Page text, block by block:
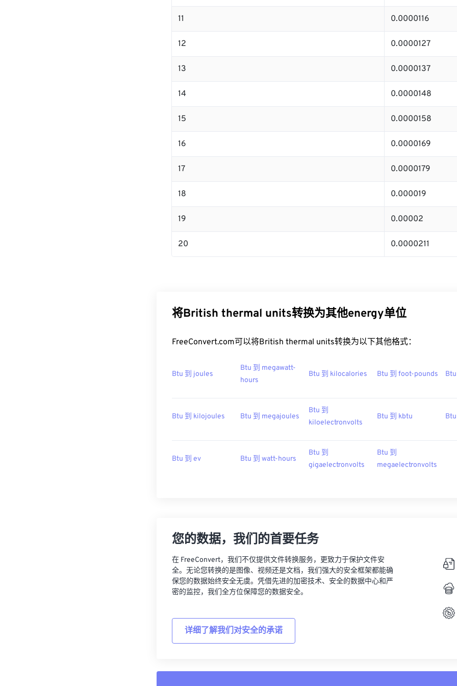
11 0.0000116
12 0.0000127
13 0.0000137
14 0.0000148
15 0.0000158
16 0.0000169
17 0.0000179
18 0.000019
19 0.00002
20 0.0000211
将British thermal units转换为其他energy单位
FreeConvert.com可以将British thermal units转换为以下其他格式：
Btu 到 joules
Btu 到 megawatt-
hours
Btu 到 kilocalories Btu 到 foot-pounds
Btu 到 kilojoules Btu 到 megajoules
Btu 到
kiloelectronvolts
Btu 到 kbtu
Btu 到 ev Btu 到 watt-hours
Btu 到
gigaelectronvolts
Btu 到
megaelectronvolts
您的数据，我们的首要任务
在 FreeConvert，我们不仅提供文件转换服务，更致力于保护文件安
全。无论您转换的是图像、视频还是文档，我们强大的安全框架都能确
保您的数据始终安全无虞。凭借先进的加密技术、安全的数据中心和严
密的监控，我们全方位保障您的数据安全。
详细了解我们对安全的承诺